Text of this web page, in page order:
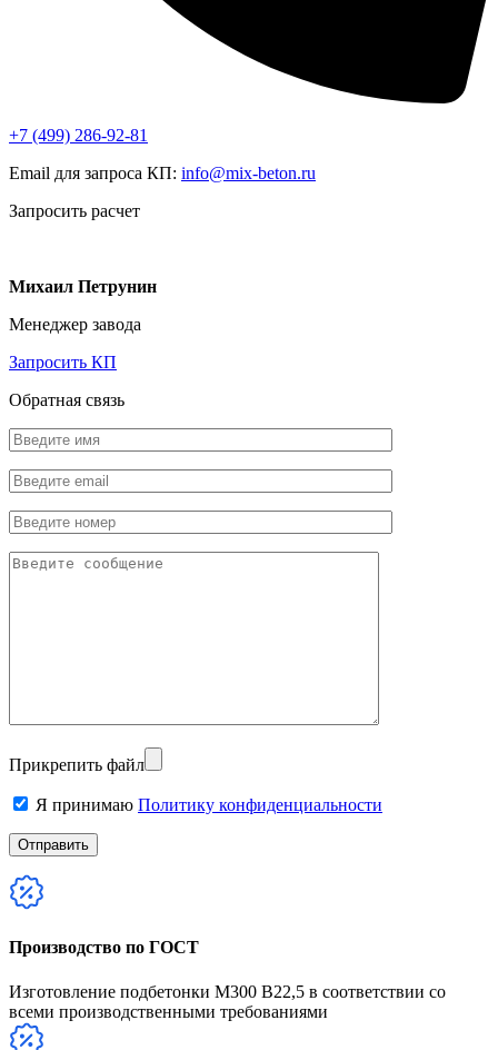
+7 (499) 286-92-81
Email для запроса КП: info@mix-beton.ru
Запросить расчет
Михаил Петрунин
Менеджер завода
Запросить КП
Обратная связь
Прикрепить файл
Я принимаю Политику конфиденциальности
Производство по ГОСТ
Изготовление подбетонки М300 В22,5 в соответствии со
всеми производственными требованиями